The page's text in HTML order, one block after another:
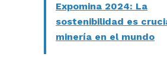
Expomina 2024: La
sostenibilidad es
minería en el mundo